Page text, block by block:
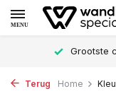
MENU
Grootste
Terug Home